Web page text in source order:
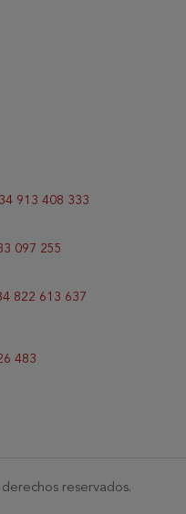
913 408 333
097 255
822 613 637
483
derechos reservados.